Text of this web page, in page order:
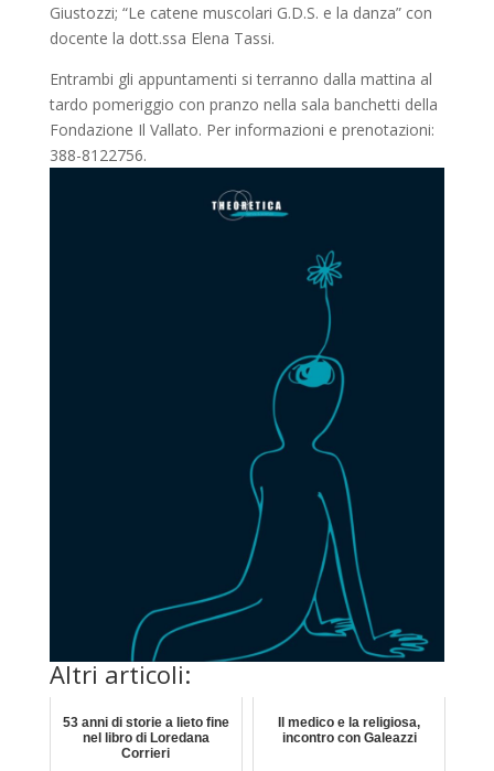
Giustozzi; “Le catene muscolari G.D.S. e la danza” con
docente la dott.ssa Elena Tassi.
Entrambi gli appuntamenti si terranno dalla mattina al
tardo pomeriggio con pranzo nella sala banchetti della
Fondazione Il Vallato. Per informazioni e prenotazioni:
388-8122756.
Altri articoli:
53 anni di storie a lieto fine
nel libro di Loredana
Corrieri
Il medico e la religiosa,
incontro con Galeazzi